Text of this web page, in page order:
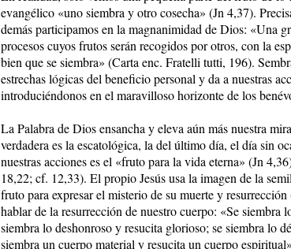
evangélico «uno siembra y otro cosecha» (Jn 4,37).
demás participamos en la magnanimidad de Dios: «Una
procesos cuyos frutos serán recogidos por otros, con la
bien que se siembra» (Carta enc. Fratelli tutti, 196).
estrechas lógicas del beneficio personal y da a nuestras
introduciéndonos en el maravilloso horizonte de los
La Palabra de Dios ensancha y eleva aún más nuestra
verdadera es la escatológica, la del último día, el día sin
nuestras acciones es el «fruto para la vida eterna» (Jn
18,22; cf. 12,33). El propio Jesús usa la imagen de la
fruto para expresar el misterio de su muerte y
hablar de la resurrección de nuestro cuerpo: «Se
siembra lo deshonroso y resucita glorioso; se siembra lo
siembra un cuerpo material y resucita un cuerpo